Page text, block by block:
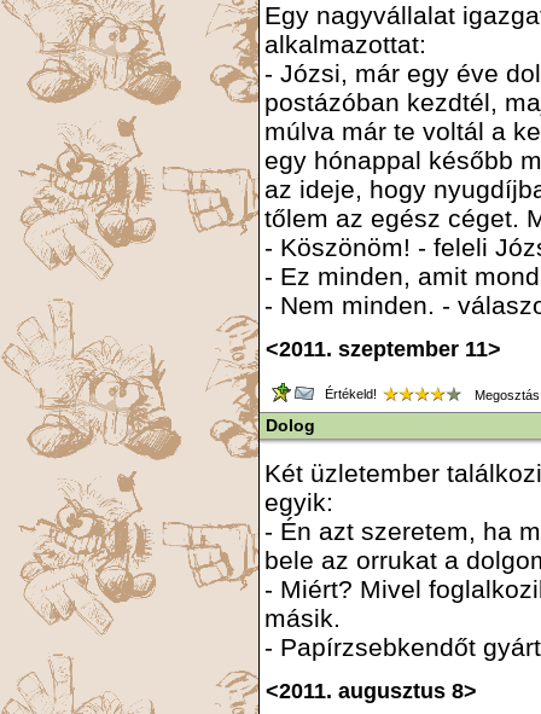
Egy nagyvállalat
alkalmazottat:
- Józsi, már egy éve
postázóban kezdtél,
múlva már te voltál a
egy hónappal később
az ideje, hogy
tőlem az egész céget.
- Köszönöm! - feleli
- Ez minden, amit
- Nem minden. -
<2011. szeptember 11>
Értékeld!
Dolog
Két üzletember
egyik:
- Én azt szeretem, ha
bele az orrukat a
- Miért? Mivel
másik.
- Papírzsebkendőt
<2011. augusztus 8>